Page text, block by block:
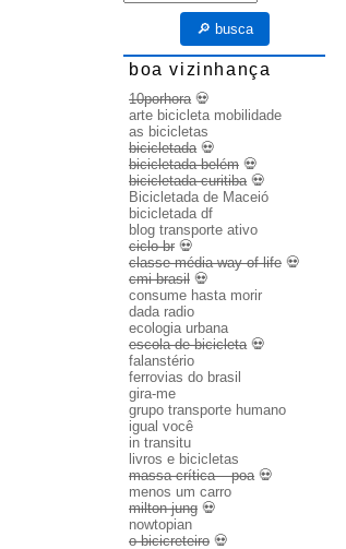
🔎 busca
boa vizinhança
10porhora💀
arte bicicleta mobilidade
as bicicletas
bicicletada💀
bicicletada belém 💀
bicicletada curitiba💀
Bicicletada de Maceió
bicicletada df
blog transporte ativo
ciclo br 💀
classe média way of life 💀
cmi brasil 💀
consume hasta morir
dada radio
ecologia urbana
escola de bicicleta💀
falanstério
ferrovias do brasil
gira-me
grupo transporte humano
igual você
in transitu
livros e bicicletas
massa crítica – poa💀
menos um carro
milton jung 💀
nowtopian
o bicicreteiro 💀